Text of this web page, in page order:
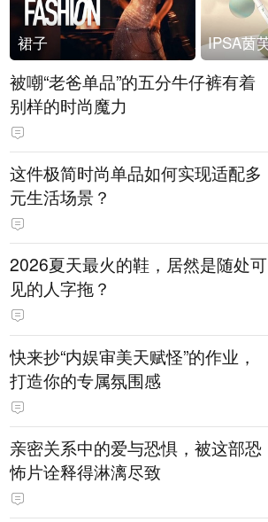
裙子
被嘲“老爸单品”的五分牛仔裤有着
别样的时尚魔力
这件极简时尚单品如何实现适配多
元生活场景？
2026夏天最火的鞋，居然是随处可
见的人字拖？
快来抄“内娱审美天赋怪”的作业，
打造你的专属氛围感
亲密关系中的爱与恐惧，被这部恐
怖片诠释得淋漓尽致